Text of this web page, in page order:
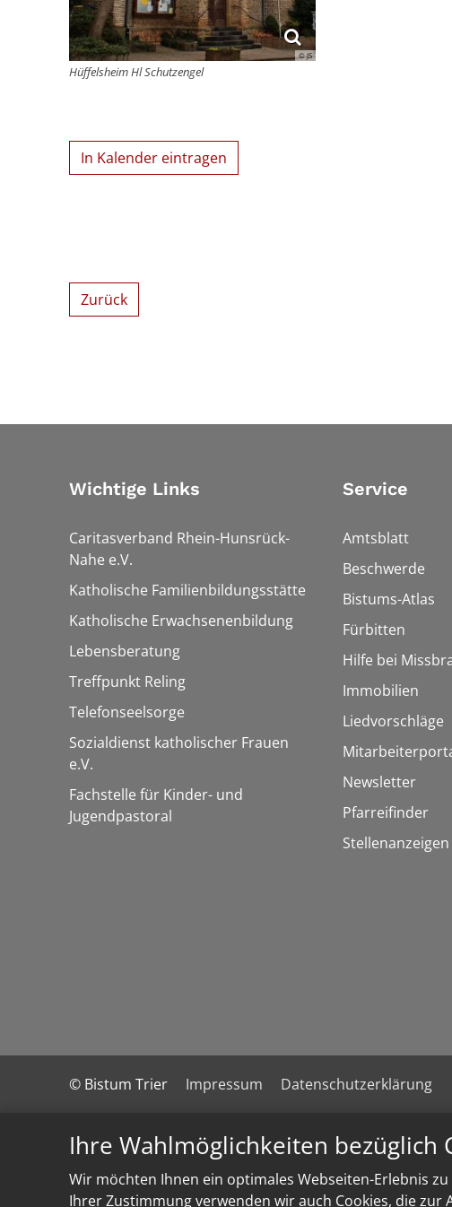
Ihre Wahlmöglichkeiten bezüglich
Wir möchten Ihnen ein optimales Webseiten-Erlebnis
Ihrer Zustimmung verwenden wir auch Cookies, die
© JS
Hüffelsheim Hl Schutzengel
In Kalender eintragen
Zurück
Wichtige Links
Caritasverband Rhein-Hunsrück-
Nahe e.V.
Katholische Familienbildungsstätte
Katholische Erwachsenenbildung
Lebensberatung
Treffpunkt Reling
Telefonseelsorge
Sozialdienst katholischer Frauen
e.V.
Fachstelle für Kinder- und
Jugendpastoral
Service
Amtsblatt
Beschwerde
Bistums-Atlas
Fürbitten
Hilfe bei
Immobilien
Liedvorschläge
Newsletter
Pfarreifinder
Stellenanzeigen
© Bistum Trier Impressum Datenschutzerklärung